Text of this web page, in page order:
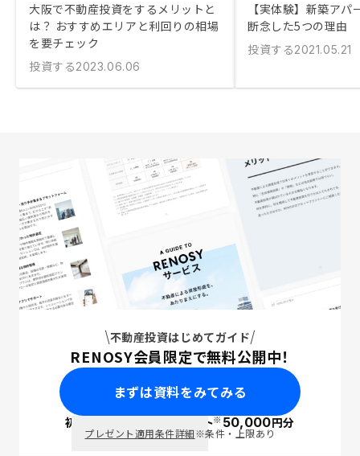
大阪で不動産投資をするメリットと
は？ おすすめエリアと利回りの相場
を要チェック
投資する2023.06.06
【実体験】新築ア
断念した5つの理由
投資する2021.05.21
不動産投資はじめてガイド
RENOSY会員限定で無料公開中！
まずは資料をみてみる
初回面談で ポイント※50,000円分
プレゼント適用条件詳細※条件・上限あり